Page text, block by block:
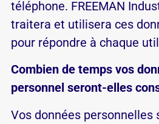
téléphone. FREEMAN
traitera et utilisera ces
pour répondre à chaque
Combien de temps vos
personnel seront-elles
Vos données personnelles